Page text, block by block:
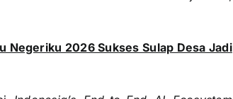
Negeriku 2026 Sukses Sulap Desa Jadi